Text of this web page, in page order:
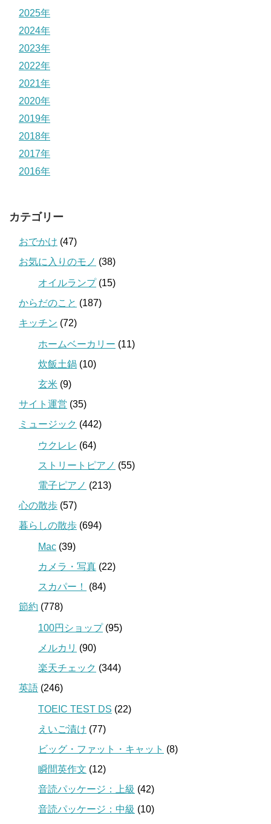
2025年
2024年
2023年
2022年
2021年
2020年
2019年
2018年
2017年
2016年
カテゴリー
おでかけ (47)
お気に入りのモノ (38)
オイルランプ(15)
からだのこと (187)
キッチン (72)
ホームベーカリー (11)
炊飯土鍋 (10)
玄米 (9)
サイト運営 (35)
ミュージック (442)
ウクレレ (64)
ストリートピアノ (55)
電子ピアノ (213)
心の散歩 (57)
暮らしの散歩 (694)
Mac (39)
カメラ・写真 (22)
スカパー！
(84)
節約 (778)
100円ショップ(95)
メルカリ (90)
楽天チェック (344)
英語 (246)
TOEIC TEST DS (22)
えいご漬け (77)
ビッグ・ファット・キャット (8)
瞬間英作文 (12)
音読パッケージ：上級 (42)
音読パッケージ：中級 (10)